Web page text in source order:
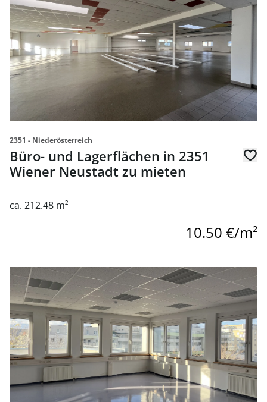
2351 - Niederösterreich
Büro- und Lagerflächen in 2351
Wiener Neustadt zu mieten
ca. 212.48 m²
10.50 €/m²
link to page Büro- und Lagerflächen in 2351 Wiener